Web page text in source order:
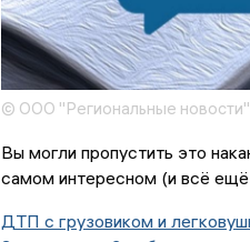
© ООО "Региональные новости"
Вы могли пропустить это
самом интересном (и всё
ДТП с грузовиком и